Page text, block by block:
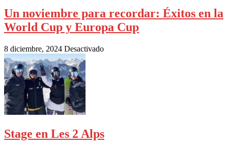
Un noviembre para recordar: Éxitos en la
World Cup y Europa Cup
8 diciembre, 2024 Desactivado
Stage en Les 2 Alps